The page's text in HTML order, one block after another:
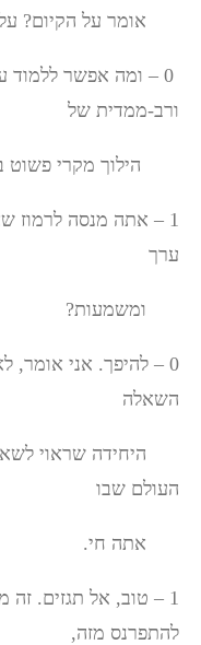
אומר על הקיום? על
0 – ומה אפשר ללמוד
ורב-ממדית של
הילוך מקרי פשוט
1 – אתה מנסה לרמוז
ערך
ומשמעות?
0 – להיפך. אני
השאלה
היחידה שראוי
העולם שבו
אתה חי.
1 – טוב, אל תגזים. זה
להתפרנס מזה,